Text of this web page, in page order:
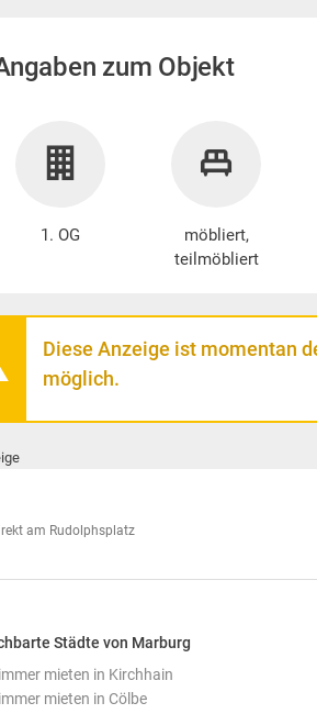
zum Objekt
1. OG
möbliert,
teilmöbliert
Diese Anzeige ist momentan
möglich.
am Rudolphsplatz
Städte von Marburg
mieten in Kirchhain
mieten in Cölbe